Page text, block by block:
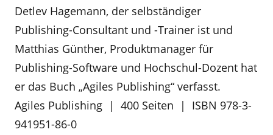
Detlev Hagemann, der selbständiger
Publishing-Consultant und -Trainer ist und
Matthias Günther, Produktmanager für
Publishing-Software und Hochschul-Dozent hat
er das Buch „Agiles Publishing“ verfasst.
Agiles Publishing | 400 Seiten | ISBN 978-3-
941951-86-0